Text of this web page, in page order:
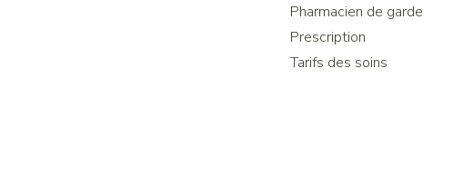
Pharmacien de garde
Prescription
Tarifs des soins